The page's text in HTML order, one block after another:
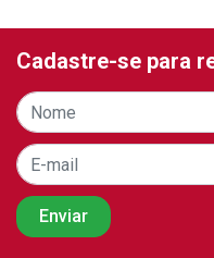
Cadastre-se para